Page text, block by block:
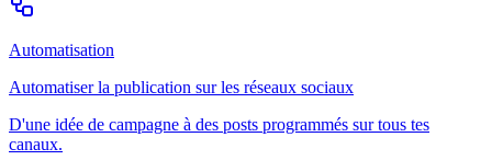
Automatisation
Automatiser la publication sur les réseaux sociaux
D'une idée de campagne à des posts programmés sur tous tes
canaux.